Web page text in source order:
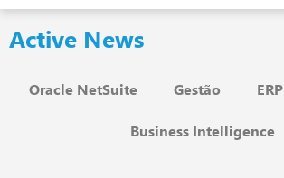
Active News
Oracle NetSuite Gestão ERP
Business Intelligence